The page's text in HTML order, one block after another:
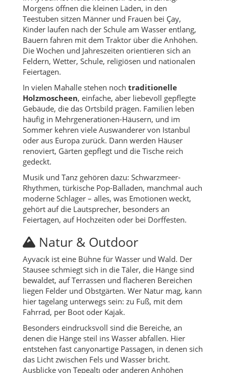
Morgens öffnen die kleinen Läden, in den
Teestuben sitzen Männer und Frauen bei Çay,
Kinder laufen nach der Schule am Wasser entlang,
Bauern fahren mit dem Traktor über die Anhöhen.
Die Wochen und Jahreszeiten orientieren sich an
Feldern, Wetter, Schule, religiösen und nationalen
Feiertagen.
In vielen Mahalle stehen noch traditionelle
Holzmoscheen, einfache, aber liebevoll gepflegte
Gebäude, die das Ortsbild prägen. Familien leben
häufig in Mehrgenerationen-Häusern, und im
Sommer kehren viele Auswanderer von Istanbul
oder aus Europa zurück. Dann werden Häuser
renoviert, Gärten gepflegt und die Tische reich
gedeckt.
Musik und Tanz gehören dazu: Schwarzmeer-
Rhythmen, türkische Pop-Balladen, manchmal auch
moderne Schlager – alles, was Emotionen weckt,
gehört auf die Lautsprecher, besonders an
Feiertagen, auf Hochzeiten oder bei Dorffesten.
Natur & Outdoor
Ayvacık ist eine Bühne für Wasser und Wald. Der
Stausee schmiegt sich in die Täler, die Hänge sind
bewaldet, auf Terrassen und flacheren Bereichen
liegen Felder und Obstgärten. Wer Natur mag, kann
hier tagelang unterwegs sein: zu Fuß, mit dem
Fahrrad, per Boot oder Kajak.
Besonders eindrucksvoll sind die Bereiche, an
denen die Hänge steil ins Wasser abfallen. Hier
entstehen fast canyonartige Passagen, in denen sich
das Licht zwischen Fels und Wasser bricht.
Ausblicke von Tepealtı oder anderen Anhöhen